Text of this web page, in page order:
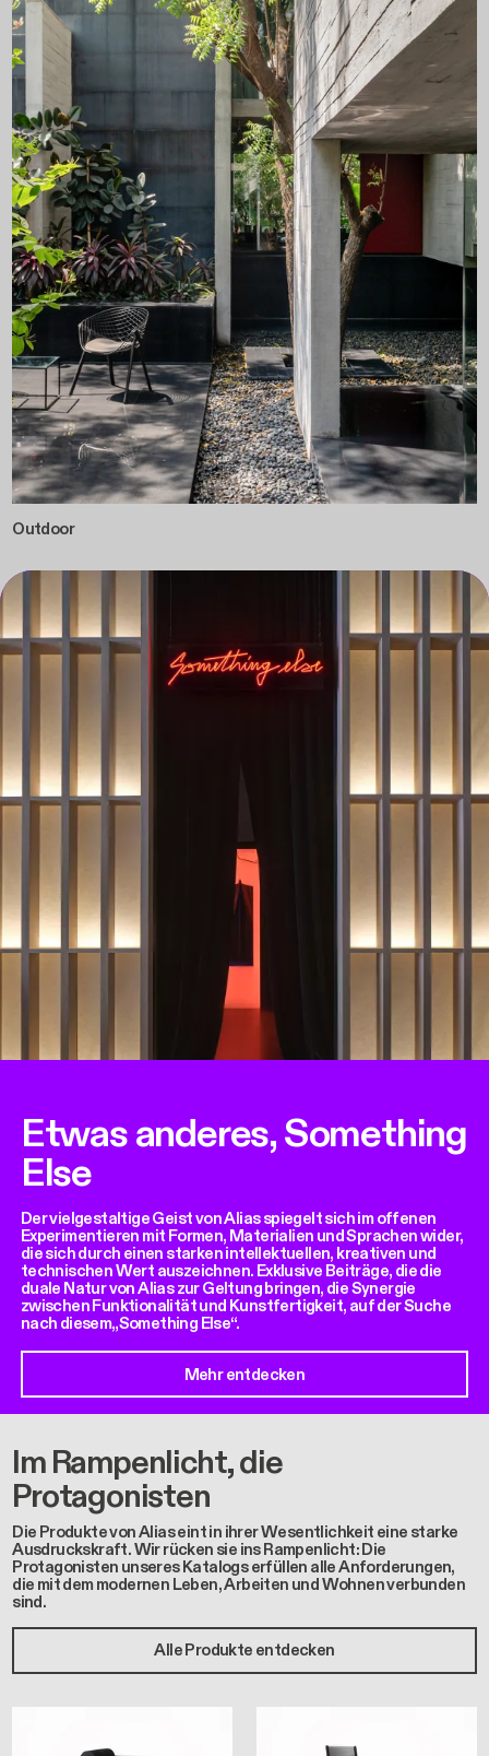
Outdoor
Etwas anderes, Something
Else
Der vielgestaltige Geist von Alias spiegelt sich im offenen
Experimentieren mit Formen, Materialien und Sprachen wider,
die sich durch einen starken intellektuellen, kreativen und
technischen Wert auszeichnen. Exklusive Beiträge, die die
duale Natur von Alias zur Geltung bringen, die Synergie
zwischen Funktionalität und Kunstfertigkeit, auf der Suche
nach diesem„Something Else“.
Mehr entdecken
Im Rampenlicht, die
Protagonisten
Die Produkte von Alias eint in ihrer Wesentlichkeit eine starke
Ausdruckskraft. Wir rücken sie ins Rampenlicht: Die
Protagonisten unseres Katalogs erfüllen alle Anforderungen,
die mit dem modernen Leben, Arbeiten und Wohnen verbunden
sind.
Alle Produkte entdecken